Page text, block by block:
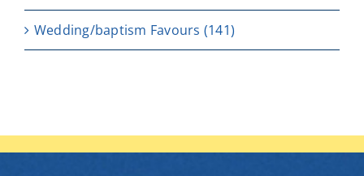
Wedding/baptism Favours (141)